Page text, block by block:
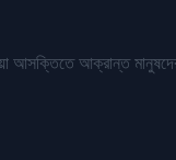
আক্রান্ত মানুষদের